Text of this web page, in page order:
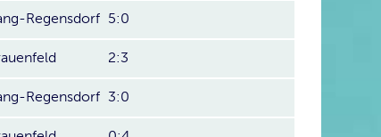
Regensdorf 5:0
2:3
Regensdorf 3:0